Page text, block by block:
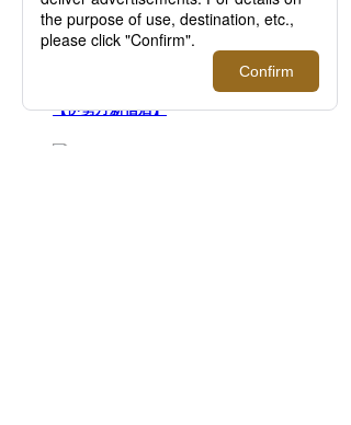
2025.08.05 - 08.23
＜スマイソン＞2027年ダイアリーご予約会
【伊勢丹新宿店】